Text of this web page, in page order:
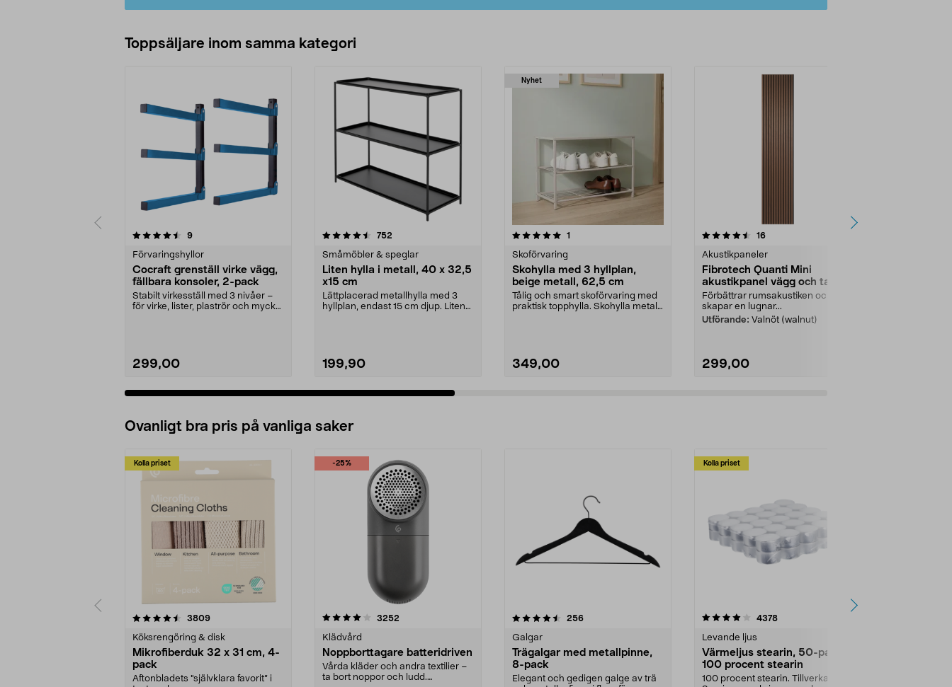
Toppsäljare inom samma kategori
9recensioner
Förvaringshyllor
Cocraft grenställ virke vägg,
fällbara konsoler, 2-pack
Stabilt virkesställ med 3 nivåer –
för virke, lister, plaströr och mycket
299,00
4.5 av 5 stjärnor 752
Småmöbler & speglar
Liten hylla i metall, 40 x 32,5
x15 cm
Lättplacerad metallhylla med 3
hyllplan, endast 15 cm djup. Liten
199,90
Nyhet
5.0 av 5 stjärnor 1
Skoförvaring
Skohylla med 3 hyllplan,
beige metall, 62,5 cm
Tålig och smart skoförvaring med
praktisk topphylla. Skohylla metall
349,00
4.5 av 5 stjärnor 16recensioner
Akustikpaneler
Fibrotech Quanti Mini
akustikpanel vägg och tak,
2-pack
Förbättrar rumsakustiken och
skapar en lugnar...
Utförande: Valnöt (walnut)
299,00
4.5 av 5 stjärnor
Ovanligt bra pris på vanliga saker
Kolla priset
3809recensioner
Köksrengöring & disk
Mikrofiberduk 32 x 31 cm, 4-
pack
Aftonbladets "självklara favorit” i
-25%
4.0av 5 stjärnor 3252
Klädvård
Noppborttagare batteridriven
Vårda kläder och andra textilier –
ta bort noppor och ludd.
4.5av 5 stjärnor 256recensioner
Galgar
Trägalgar med metallpinne,
8-pack
Elegant och gedigen galge av trä
Kolla priset
4.0av 5 stjärnor 4378recensioner
Levande ljus
Värmeljus stearin, 50-pack,
100 procent stearin
100 procent stearin. Tillverkade i
4.5av 5 stjärnor